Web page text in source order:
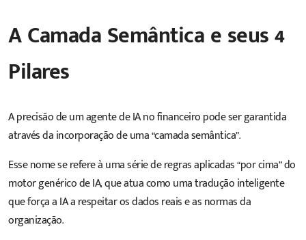
A Camada Semântica e seus 4
Pilares
A precisão de um agente de IA no financeiro pode ser garantida
através da incorporação de uma “camada semântica”.
Esse nome se refere à uma série de regras aplicadas “por cima” do
motor genérico de IA, que atua como uma tradução inteligente
que força a IA a respeitar os dados reais e as normas da
organização.